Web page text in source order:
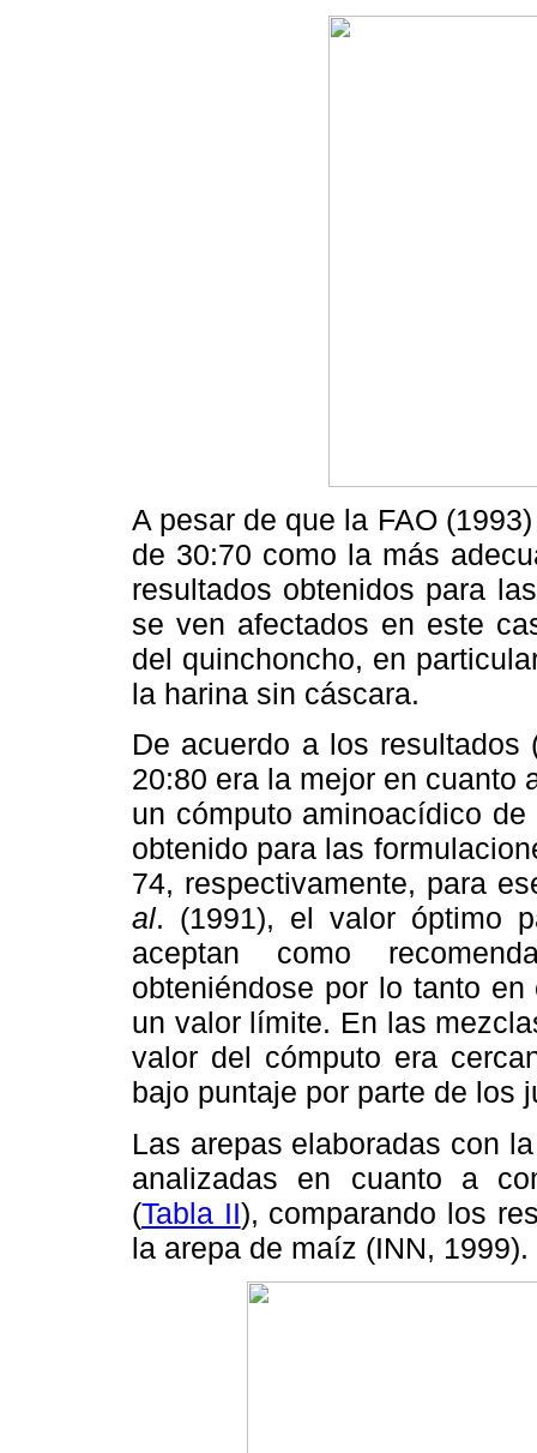
A pesar de que la FAO
de 30:70 como la más
resultados obtenidos para
se ven afectados en este
del quinchoncho, en
la harina sin cáscara.
De acuerdo a los resultados
20:80 era la mejor en cuanto
un cómputo aminoacídico
obtenido para las
74, respectivamente, para
al. (1991), el valor óptimo
aceptan como
obteniéndose por lo tanto
un valor límite. En las
valor del cómputo era
bajo puntaje por parte de los
Las arepas elaboradas con
analizadas en cuanto a
(Tabla II), comparando los
la arepa de maíz (INN, 1999).